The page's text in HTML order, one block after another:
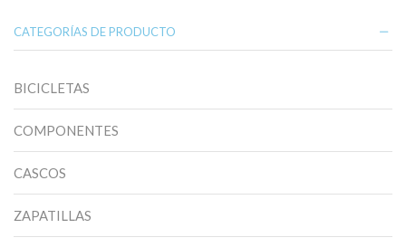
CATEGORÍAS DE PRODUCTO
BICICLETAS
COMPONENTES
CASCOS
ZAPATILLAS